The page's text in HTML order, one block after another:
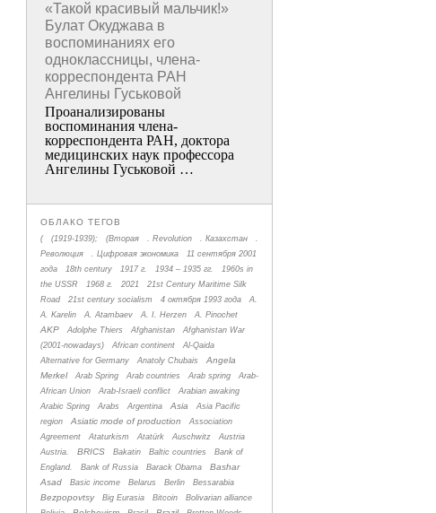
«Такой красивый мальчик!»
Булат Окуджава в
воспоминаниях его
одноклассницы, члена-
корреспондента РАН
Ангелины Гуськовой
Проанализированы
воспоминания члена­
корреспондента РАН, доктора
медицинских наук профессора
Ангелины Гуськовой …
ОБЛАКО ТЕГОВ
( (1919-1939); (Вторая . Revolution . Казахстан
.
Революция
. Цифровая экономика
11 сентября 2001
года
18th century 1917 г. 1934 – 1935 гг.
1960s in
the USSR
1968 г. 2021
21st Century Maritime Silk
Road
21st century socialism 4 октября 1993 года
A.
A. Karelin
A. Atambaev A. I. Herzen A. Pinochet
AKP Adolphe Thiers Afghanistan
Afghanistan War
(2001-nowadays)
African continent
Al-Qaida
Alternative for Germany
Anatoly Chubais
Angela
Merkel
Arab Spring Arab countries Arab spring
Arab-
African Union
Arab-Israeli conflict
Arabian awaking
Arabic Spring
Arabs Argentina Asia
Asia Pacific
region
Asiatic mode of production
Association
Agreement
Ataturkism Atatürk Auschwitz
Austria
Austria.
BRICS Bakatin Baltic countries
Bank of
England.
Bank of Russia Barack Obama
Bashar
Asad
Basic income Belarus Berlin Bessarabia
Bezpopovtsy Big Eurasia Bitcoin
Bolivarian alliance